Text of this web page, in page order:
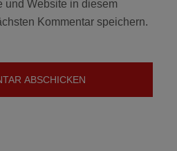
und Website in diesem
Kommentar speichern.